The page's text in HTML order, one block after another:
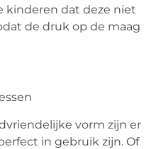
kinderen dat deze niet
de druk op de maag
vorm zijn er
in gebruik zijn. Of